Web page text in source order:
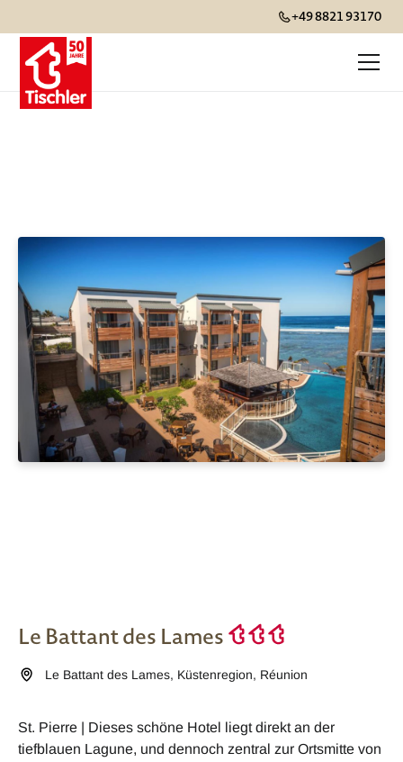
+49 8821 93170
Le Battant des Lames
Le Battant des Lames, Küstenregion, Réunion
St. Pierre | Dieses schöne Hotel liegt direkt an der
tiefblauen Lagune, und dennoch zentral zur Ortsmitte von